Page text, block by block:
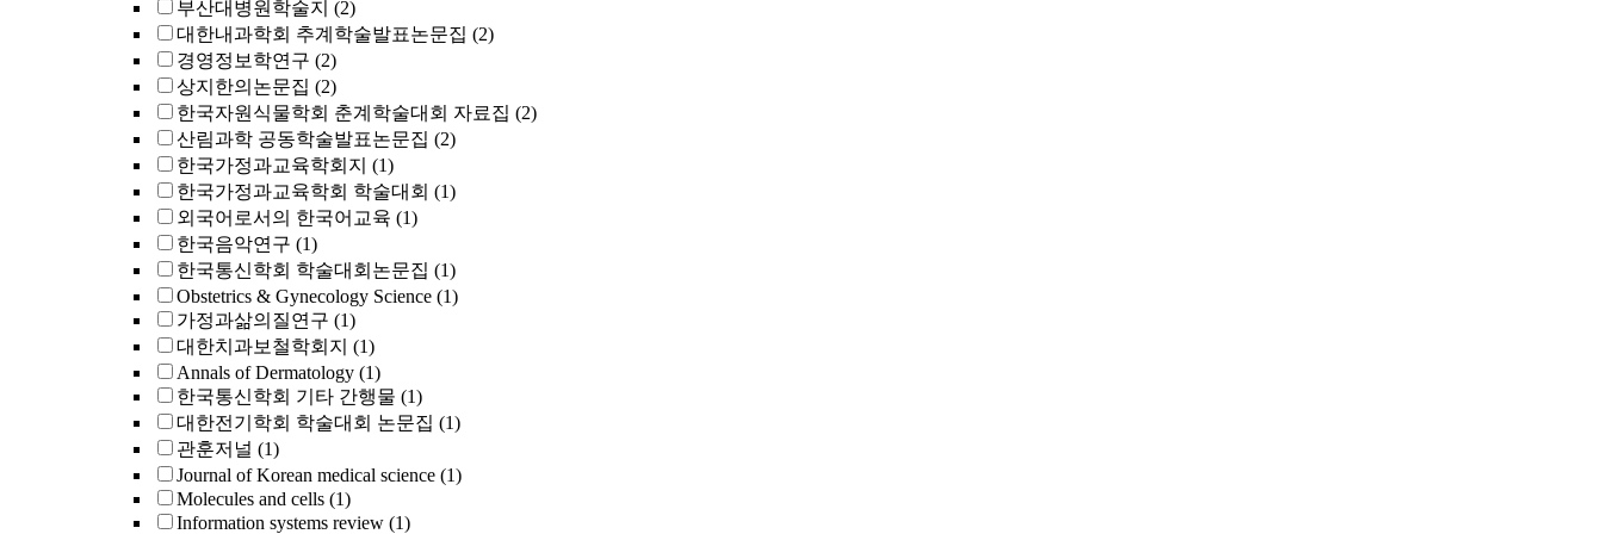
부산대병원학술지 (2)
대한내과학회 추계학술발표논문집 (2)
경영정보학연구 (2)
상지한의논문집 (2)
한국자원식물학회 춘계학술대회 자료집 (2)
산림과학 공동학술발표논문집 (2)
한국가정과교육학회지 (1)
한국가정과교육학회 학술대회 (1)
외국어로서의 한국어교육 (1)
한국음악연구 (1)
한국통신학회 학술대회논문집 (1)
Obstetrics & Gynecology Science (1)
가정과삶의질연구 (1)
대한치과보철학회지 (1)
Annals of Dermatology (1)
한국통신학회 기타 간행물 (1)
대한전기학회 학술대회 논문집 (1)
관훈저널 (1)
Journal of Korean medical science (1)
Molecules and cells (1)
Information systems review (1)